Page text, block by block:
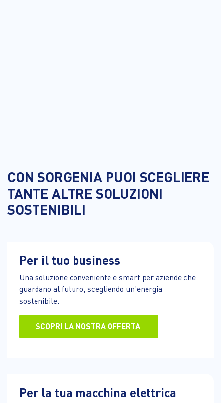
CON SORGENIA PUOI SCEGLIERE
TANTE ALTRE SOLUZIONI
SOSTENIBILI
Per il tuo business
Una soluzione conveniente e smart per aziende che
guardano al futuro, scegliendo un’energia
sostenibile.
SCOPRI LA NOSTRA OFFERTA
Per la tua macchina elettrica